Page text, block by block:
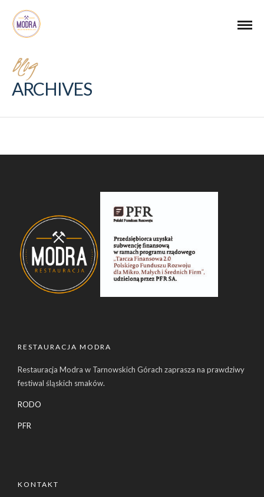
Blog
ARCHIVES
RESTAURACJA MODRA
Restauracja Modra w Tarnowskich Górach zaprasza na prawdziwy
festiwal śląskich smaków.
RODO
PFR
KONTAKT